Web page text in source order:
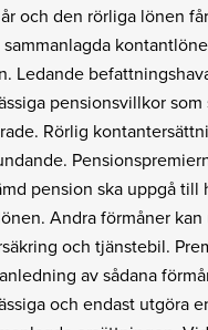
och den rörliga lönen
sammanlagda
Ledande
pensionsvillkor som
Rörlig
pension ska uppgå till
Andra förmåner kan
och tjänstebil.
av sådana
och endast utgöra